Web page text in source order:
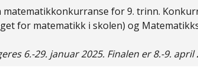
matematikkonkurranse for 9. trinn.
for matematikk i skolen) og
6.-29. januar 2025. Finalen er 8.-9. april